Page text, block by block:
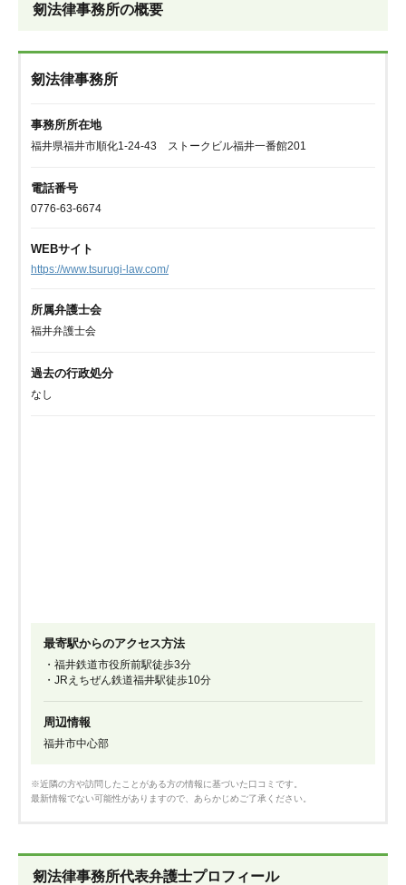
剱法律事務所の概要
剱法律事務所
事務所所在地
福井県福井市順化1-24-43 ストークビル福井一番館201
電話番号
0776-63-6674
WEBサイト
https://www.tsurugi-law.com/
所属弁護士会
福井弁護士会
過去の行政処分
なし
最寄駅からのアクセス方法
・福井鉄道市役所前駅徒歩3分
・JRえちぜん鉄道福井駅徒歩10分
周辺情報
福井市中心部
※近隣の方や訪問したことがある方の情報に基づいた口コミです。
最新情報でない可能性がありますので、あらかじめご了承ください。
剱法律事務所代表弁護士プロフィール